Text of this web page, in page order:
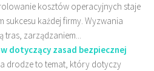
kosztów operacyjnych staje
sukcesu każdej firmy. Wyzwania
tras, zarządzaniem...
dotyczący zasad bezpiecznej
drodze to temat, który dotyczy